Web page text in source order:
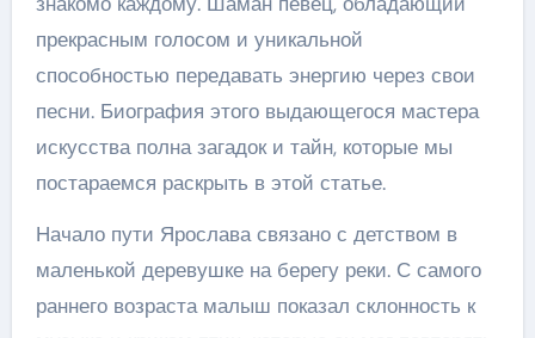
прекрасным голосом и уникальной
способностью передавать энергию через свои
песни. Биография этого выдающегося мастера
искусства полна загадок и тайн, которые мы
постараемся раскрыть в этой статье.
Начало пути Ярослава связано с детством в
маленькой деревушке на берегу реки. С самого
раннего возраста малыш показал склонность к